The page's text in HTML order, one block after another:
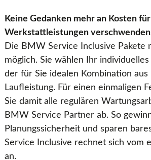
Keine Gedanken mehr an Kosten
Werkstattleistungen
Die BMW Service Inclusive Pakete
möglich. Sie wählen Ihr
der für Sie idealen Kombination aus
Laufleistung. Für einen einmaligen
Sie damit alle regulären
BMW Service Partner ab. So
Planungssicherheit und sparen
Service Inclusive rechnet sich vom
an.